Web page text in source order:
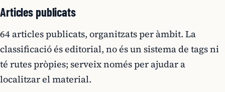
Articles publicats
64 articles publicats, organitzats per àmbit. La
classificació és editorial, no és un sistema de tags ni
té rutes pròpies; serveix només per ajudar a
localitzar el material.